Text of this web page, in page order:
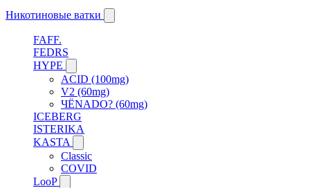
Никотиновые ватки
FAFF.
FEDRS
HYPE
ACID (100mg)
V2 (60mg)
ЧЁNADO? (60mg)
ICEBERG
ISTERIKA
KASTA
Classic
COVID
LooP